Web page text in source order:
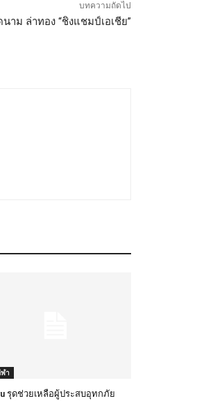
บทความถัดไป
าม ล่าทอง “ชิงแชมป์เอเชีย”
า
รุดช่วยเหลือผู้ประสบอุทกภัย